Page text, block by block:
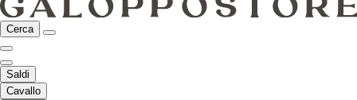
Cerca
Saldi
Cavallo